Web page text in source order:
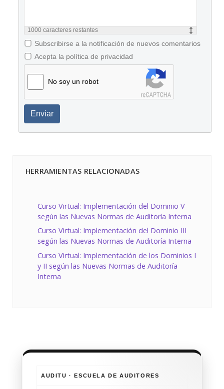
1000 caracteres restantes
Subscribirse a la notificación de nuevos comentarios
Acepta la política de privacidad
No soy un robot
Enviar
HERRAMIENTAS RELACIONADAS
Curso Virtual: Implementación del Dominio V
según las Nuevas Normas de Auditoría Interna
Curso Virtual: Implementación del Dominio III
según las Nuevas Normas de Auditoría Interna
Curso Virtual: Implementación de los Dominios I
y II según las Nuevas Normas de Auditoría
Interna
AUDITU · ESCUELA DE AUDITORES